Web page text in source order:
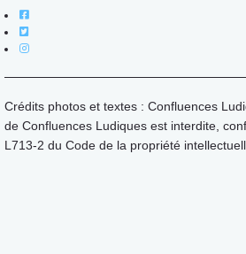
Crédits photos et textes : Confluences
de Confluences Ludiques est interdite,
L713-2 du Code de la propriété